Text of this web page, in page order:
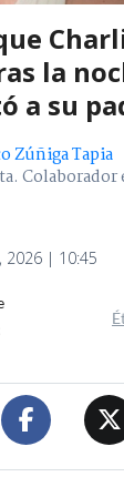
la
a su
Zúñiga Tapia
2026 | 10:45